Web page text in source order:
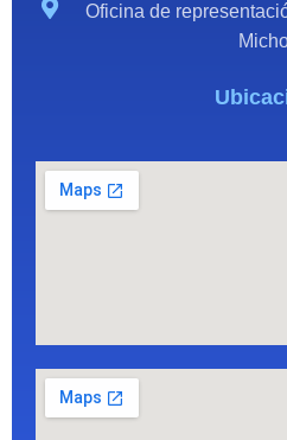
Oficina de